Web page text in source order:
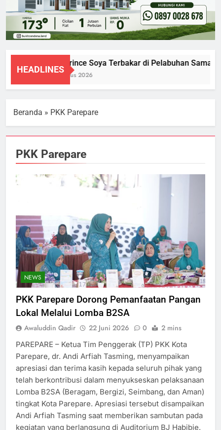
HEADLINES
KM Prince Soya Terbakar di Pelabuhan Samarinda
1 Agustus 2026
Beranda » PKK Parepare
PKK Parepare
NEWS
PKK Parepare Dorong Pemanfaatan Pangan
Lokal Melalui Lomba B2SA
Awaluddin Qadir 22 Juni 2026 0 2 mins
PAREPARE – Ketua Tim Penggerak (TP) PKK Kota
Parepare, dr. Andi Arfiah Tasming, menyampaikan
apresiasi dan terima kasih kepada seluruh pihak yang
telah berkontribusi dalam menyukseskan pelaksanaan
Lomba B2SA (Beragam, Bergizi, Seimbang, dan Aman)
tingkat Kota Parepare. Apresiasi tersebut disampaikan
Andi Arfiah Tasming saat memberikan sambutan pada
kegiatan yang berlangsung di Auditorium BJ Habibie,